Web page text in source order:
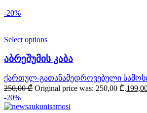
-20%
Select options
აბრეშუმის კაბა
ქართულ-გათანამედროვებული
250,00₾ Original price was: 250,00 ₾.
-20%